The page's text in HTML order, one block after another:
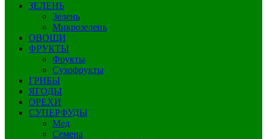
ЗЕЛЕНЬ
Зелень
Микрозелень
ОВОЩИ
ФРУКТЫ
Фрукты
Сухофрукты
ГРИБЫ
ЯГОДЫ
ОРЕХИ
СУПЕРФУДЫ
Мед
Семена